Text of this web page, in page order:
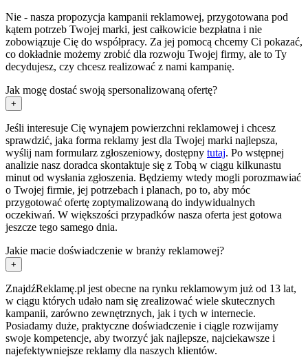
Nie - nasza propozycja kampanii reklamowej, przygotowana pod
kątem potrzeb Twojej marki, jest całkowicie bezpłatna i nie
zobowiązuje Cię do współpracy. Za jej pomocą chcemy Ci pokazać,
co dokładnie możemy zrobić dla rozwoju Twojej firmy, ale to Ty
decydujesz, czy chcesz realizować z nami kampanię.
Jak mogę dostać swoją spersonalizowaną ofertę?
+
Jeśli interesuje Cię wynajem powierzchni reklamowej i chcesz
sprawdzić, jaka forma reklamy jest dla Twojej marki najlepsza,
wyślij nam formularz zgłoszeniowy, dostępny tutaj. Po wstępnej
analizie nasz doradca skontaktuje się z Tobą w ciągu kilkunastu
minut od wysłania zgłoszenia. Będziemy wtedy mogli porozmawiać
o Twojej firmie, jej potrzebach i planach, po to, aby móc
przygotować ofertę zoptymalizowaną do indywidualnych
oczekiwań. W większości przypadków nasza oferta jest gotowa
jeszcze tego samego dnia.
Jakie macie doświadczenie w branży reklamowej?
+
ZnajdźReklamę.pl jest obecne na rynku reklamowym już od 13 lat,
w ciągu których udało nam się zrealizować wiele skutecznych
kampanii, zarówno zewnętrznych, jak i tych w internecie.
Posiadamy duże, praktyczne doświadczenie i ciągle rozwijamy
swoje kompetencje, aby tworzyć jak najlepsze, najciekawsze i
najefektywniejsze reklamy dla naszych klientów.